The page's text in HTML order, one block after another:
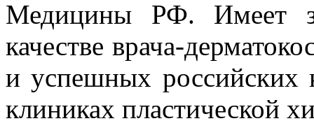
Медицины РФ. Имеет
качестве врача-
и успешных российских
клиниках пластической